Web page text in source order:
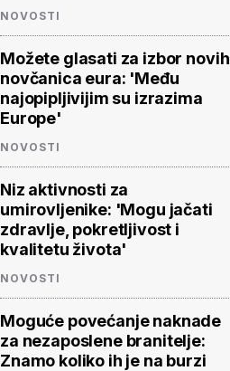
NOVOSTI
Možete glasati za izbor novih
novčanica eura: 'Među
najopipljivijim su izrazima
Europe'
NOVOSTI
Niz aktivnosti za
umirovljenike: 'Mogu jačati
zdravlje, pokretljivost i
kvalitetu života'
NOVOSTI
Moguće povećanje naknade
za nezaposlene branitelje:
Znamo koliko ih je na burzi